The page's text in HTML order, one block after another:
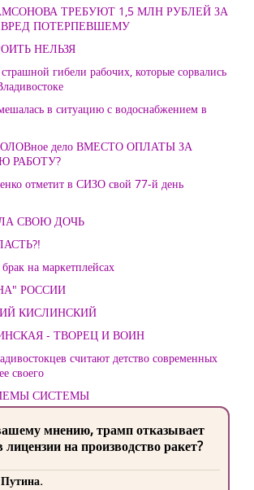
ТРЕБУЮТ 1,5 МЛН РУБЛЕЙ ЗА
ПОТЕРПЕВШЕМУ
НЕЛЬЗЯ
гибели рабочих, которые сорвались
в ситуацию с водоснабжением в
дело ВМЕСТО ОПЛАТЫ ЗА
РАБОТУ?
отметит в СИЗО свой 77-й день
СВОЮ ДОЧЬ
на маркетплейсах
РОССИИ
КИСЛИНСКИЙ
- ТВОРЕЦ И ВОИН
считают детство современных
своего
СИСТЕМЫ
мнению, трамп отказывает
на производство ракет?